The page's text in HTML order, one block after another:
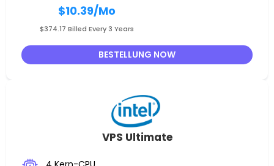
$10.39/Mo
$374.17 Billed Every 3 Years
BESTELLUNG NOW
VPS Ultimate